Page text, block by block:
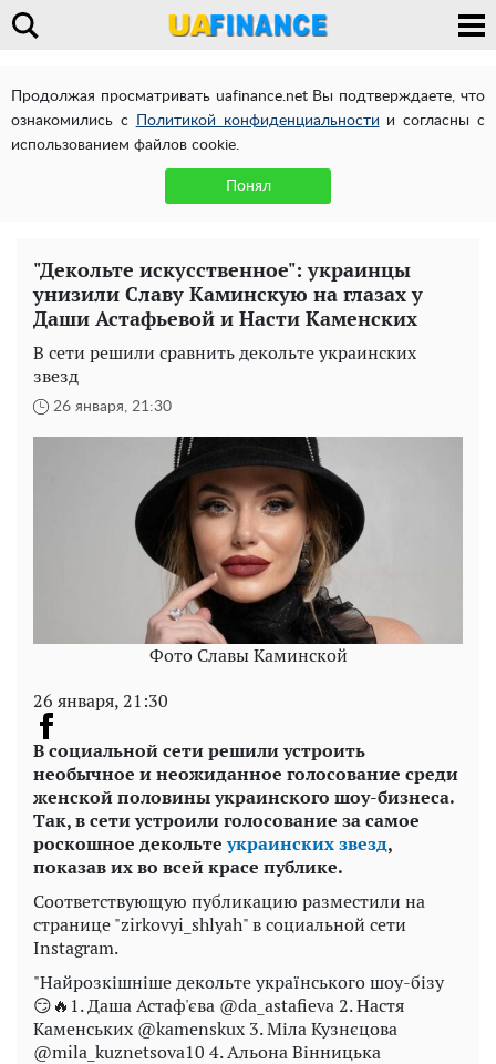
Продолжая просматривать uafinance.net Вы подтверждаете, что
ознакомились с
Политикой конфиденциальности и согласны с
использованием файлов cookie.
Понял
"Декольте искусственное": украинцы
унизили Славу Каминскую на глазах у
Даши Астафьевой и Насти Каменских
В сети решили сравнить декольте украинских
звезд
26 января, 21:30
Фото Славы Каминской
26 января, 21:30
В социальной сети решили устроить
необычное и неожиданное голосование среди
женской половины украинского шоу-бизнеса.
Так, в сети устроили голосование за самое
роскошное декольтеукраинских звезд,
показав их во всей красе публике.
Соответствующую публикацию разместили на
странице "zirkovyi_shlyah" в социальной сети
Instagram.
"Найрозкішніше декольте українського шоу-бізу
😏🔥1. Даша Астаф'єва @da_astafieva 2. Настя
Каменських @kamenskux 3. Міла Кузнєцова
@mila_kuznetsova10 4. Альона Вінницька